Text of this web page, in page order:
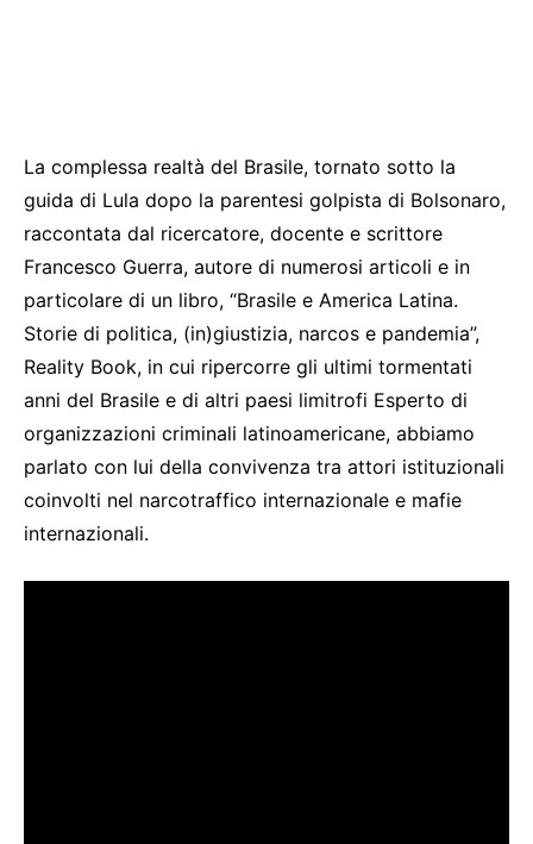
La complessa realtà del Brasile, tornato sotto la
guida di Lula dopo la parentesi golpista di Bolsonaro,
raccontata dal ricercatore, docente e scrittore
Francesco Guerra, autore di numerosi articoli e in
particolare di un libro, “Brasile e America Latina.
Storie di politica, (in)giustizia, narcos e pandemia”,
Reality Book, in cui ripercorre gli ultimi tormentati
anni del Brasile e di altri paesi limitrofi Esperto di
organizzazioni criminali latinoamericane, abbiamo
parlato con lui della convivenza tra attori istituzionali
coinvolti nel narcotraffico internazionale e mafie
internazionali.